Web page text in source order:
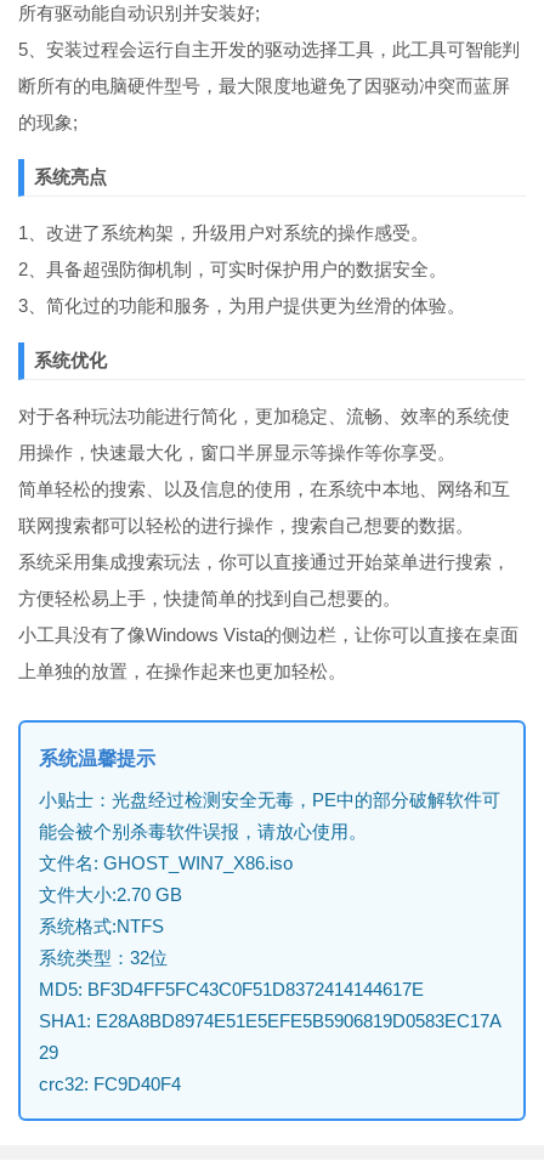
所有驱动能自动识别并安装好;
5、安装过程会运行自主开发的驱动选择工具，此工具可智能判
断所有的电脑硬件型号，最大限度地避免了因驱动冲突而蓝屏
的现象;
系统亮点
1、改进了系统构架，升级用户对系统的操作感受。
2、具备超强防御机制，可实时保护用户的数据安全。
3、简化过的功能和服务，为用户提供更为丝滑的体验。
系统优化
对于各种玩法功能进行简化，更加稳定、流畅、效率的系统使
用操作，快速最大化，窗口半屏显示等操作等你享受。
简单轻松的搜索、以及信息的使用，在系统中本地、网络和互
联网搜索都可以轻松的进行操作，搜索自己想要的数据。
系统采用集成搜索玩法，你可以直接通过开始菜单进行搜索，
方便轻松易上手，快捷简单的找到自己想要的。
小工具没有了像Windows Vista的侧边栏，让你可以直接在桌面
上单独的放置，在操作起来也更加轻松。
系统温馨提示
小贴士：光盘经过检测安全无毒，PE中的部分破解软件可
能会被个别杀毒软件误报，请放心使用。
文件名: GHOST_WIN7_X86.iso
文件大小:2.70 GB
系统格式:NTFS
系统类型：32位
MD5: BF3D4FF5FC43C0F51D8372414144617E
SHA1: E28A8BD8974E51E5EFE5B5906819D0583EC17A
29
crc32: FC9D40F4